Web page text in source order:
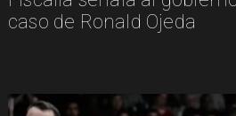
caso de Ronald Ojeda